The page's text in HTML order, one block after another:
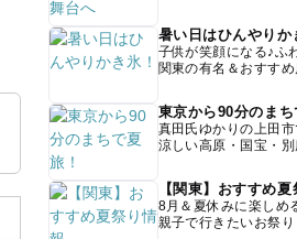
暑い日はひんやりか
子供が笑顔になる♪ふ
関東の有名＆おすす
東京から90分のまち
真田氏ゆかりの上田
涼しい高原・国宝・
【関東】おすすめ夏
8月＆夏休みに楽しめ
親子で行きたいお祭